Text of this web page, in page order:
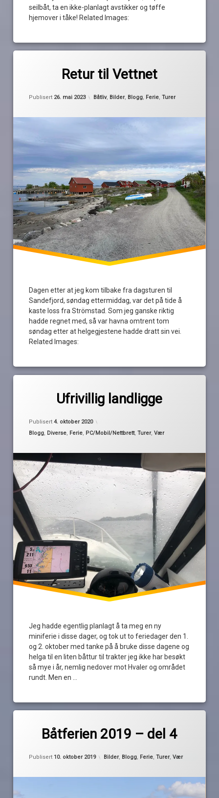
seilbåt, ta en ikke-planlagt avstikker og tøffe
hjemover i tåke! Related Images:
Retur til Vettnet
Publisert 26. mai 2023
Oppdatert 26. mai 2023
Kategorier:
Båtliv, Bilder, Blogg, Ferie,Turer
Dagen etter at jeg kom tilbake fra dagsturen til
Sandefjord, søndag ettermiddag, var det på tide å
kaste loss fra Strömstad. Som jeg ganske riktig
hadde regnet med, så var havna omtrent tom
søndag etter at helgegjestene hadde dratt sin vei.
Related Images:
Högen
Sekken
vettnet
Ufrivillig landligge
Publisert4. oktober 2020
Kategorier:
Blogg, Diverse, Ferie, PC/Mobil/Nettbrett,Turer,Vær
Jeg hadde egentlig planlagt å ta meg en ny
miniferie i disse dager, og tok ut to feriedager den 1.
og 2. oktober med tanke på å bruke disse dagene og
helga til en liten båttur til trakter jeg ikke har besøkt
så mye i år, nemlig nedover mot Hvaler og området
rundt. Men en …
høstferie
iddefjorden
koster
kuling
landligge
mistet
mobil
regn
Strømtangen
Båtferien 2019 – del 4
Publisert 10. oktober 2019
Oppdatert 9. oktober 2019
Kategorier:
Bilder, Blogg, Ferie,Turer,Vær
båtferien
koster